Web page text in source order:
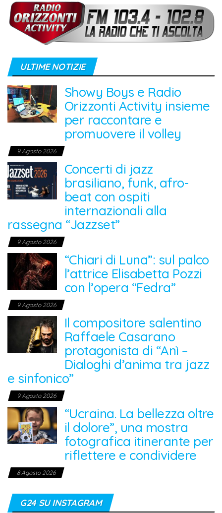
ULTIME NOTIZIE
Showy Boys e Radio
Orizzonti Activity insieme
per raccontare e
promuovere il volley
9 Agosto 2026
Concerti di jazz
brasiliano, funk, afro-
beat con ospiti
internazionali alla
rassegna “Jazzset”
9 Agosto 2026
“Chiari di Luna”: sul palco
l’attrice Elisabetta Pozzi
con l’opera “Fedra”
9 Agosto 2026
Il compositore salentino
Raffaele Casarano
protagonista di “Anì –
Dialoghi d’anima tra jazz
e sinfonico”
9 Agosto 2026
“Ucraina. La bellezza oltre
il dolore”, una mostra
fotografica itinerante per
riflettere e condividere
8 Agosto 2026
G24 SU INSTAGRAM